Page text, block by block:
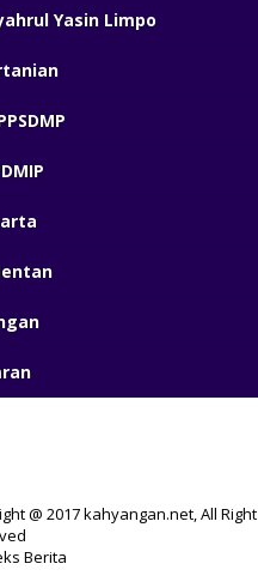
Yasin Limpo
@ 2017 kahyangan.net, All Right
Berita